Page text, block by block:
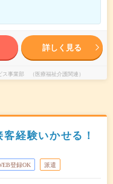
詳しく見る
事業部 （医療福祉介護関連）
経験いかせる！
登録OK 派遣